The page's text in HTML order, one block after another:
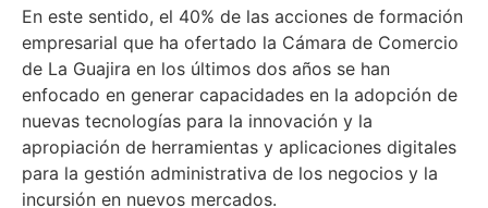
En este sentido, el 40% de las acciones de formación
empresarial que ha ofertado la Cámara de Comercio
de La Guajira en los últimos dos años se han
enfocado en generar capacidades en la adopción de
nuevas tecnologías para la innovación y la
apropiación de herramientas y aplicaciones digitales
para la gestión administrativa de los negocios y la
incursión en nuevos mercados.